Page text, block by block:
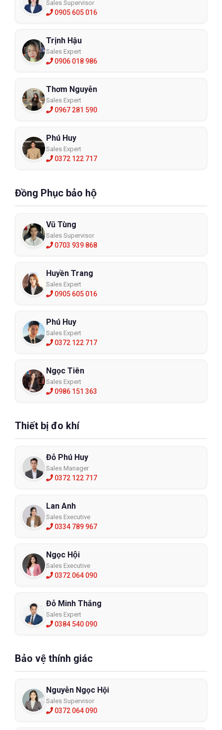
Sales Supervisor
0905 605 016
Trịnh Hậu
Sales Expert
0906 018 986
Thơm Nguyễn
Sales Expert
0967 281 590
Phú Huy
Sales Expert
0372 122 717
Đồng Phục bảo hộ
Vũ Tùng
Sales Supervisor
0703 939 868
Huyền Trang
Sales Expert
0905 605 016
Phú Huy
Sales Expert
0372 122 717
Ngọc Tiên
Sales Expert
0986 151 363
Thiết bị đo khí
Đỗ Phú Huy
Sales Manager
0372 122 717
Lan Anh
Sales Executive
0334 789 967
Ngọc Hội
Sales Executive
0372 064 090
Đỗ Minh Thắng
Sales Expert
0384 540 090
Bảo vệ thính giác
Nguyễn Ngọc Hội
Sales Supervisor
0372 064 090